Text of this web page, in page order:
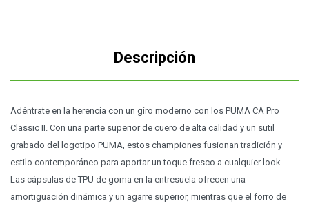
Descripción
Adéntrate en la herencia con un giro moderno con los PUMA CA Pro
Classic II. Con una parte superior de cuero de alta calidad y un sutil
grabado del logotipo PUMA, estos championes fusionan tradición y
estilo contemporáneo para aportar un toque fresco a cualquier look.
Las cápsulas de TPU de goma en la entresuela ofrecen una
amortiguación dinámica y un agarre superior, mientras que el forro de